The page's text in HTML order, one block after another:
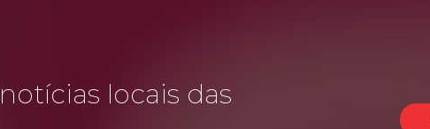
locais das